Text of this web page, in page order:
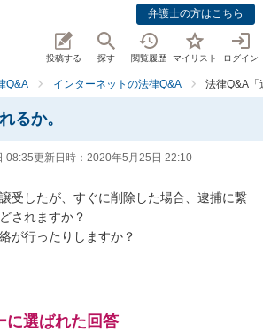
弁護士の方はこちら
投稿する 探す 閲覧履歴 マイリスト ログイン
Q&A インターネットの法律Q&A 法律Q&A「
るか。
08:35更新日時： 2020年5月25日 22:10
受したが、すぐに削除した場合、逮捕に繋
されますか？
が行ったりしますか？
に選ばれた回答